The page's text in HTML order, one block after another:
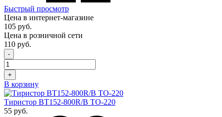
Быстрый просмотр
Цена в интернет-магазине
105 руб.
Цена в розничной сети
110 руб.
-
+
В корзину
Тиристор BT152-800R/B TO-220
55 руб.